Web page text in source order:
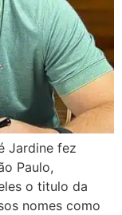
Jardine fez
Paulo,
o titulo da
nomes como